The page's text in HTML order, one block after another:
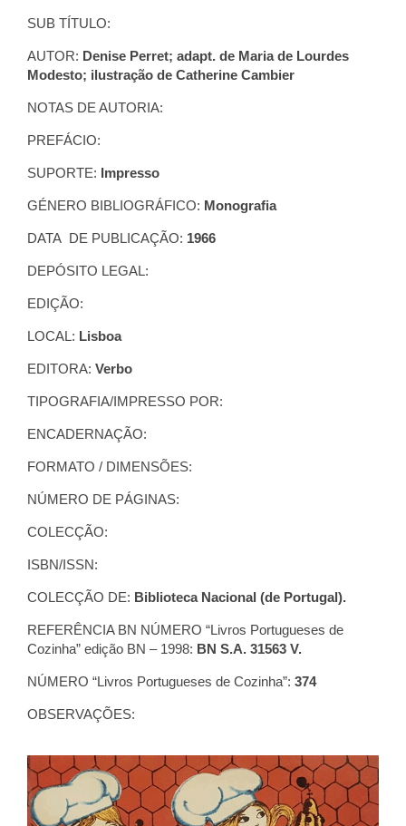
SUB TÍTULO:
AUTOR: Denise Perret; adapt. de Maria de Lourdes
Modesto; ilustração de Catherine Cambier
NOTAS DE AUTORIA:
PREFÁCIO:
SUPORTE: Impresso
GÉNERO BIBLIOGRÁFICO: Monografia
DATA DE PUBLICAÇÃO: 1966
DEPÓSITO LEGAL:
EDIÇÃO:
LOCAL: Lisboa
EDITORA: Verbo
TIPOGRAFIA/IMPRESSO POR:
ENCADERNAÇÃO:
FORMATO / DIMENSÕES:
NÚMERO DE PÁGINAS:
COLECÇÃO:
ISBN/ISSN:
COLECÇÃO DE: Biblioteca Nacional (de Portugal).
REFERÊNCIA BN NÚMERO “Livros Portugueses de
Cozinha” edição BN – 1998: BN S.A. 31563 V.
NÚMERO “Livros Portugueses de Cozinha”: 374
OBSERVAÇÕES: